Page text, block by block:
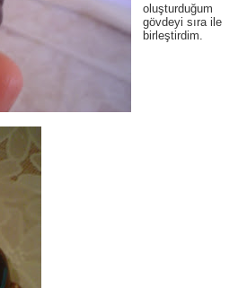
oluşturduğum
gövdeyi sıra ile
birleştirdim.